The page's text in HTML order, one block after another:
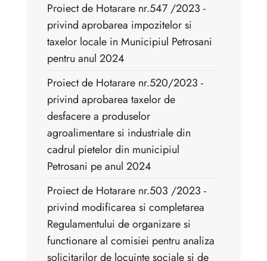
Proiect de Hotarare nr.547 /2023 -
privind aprobarea impozitelor si
taxelor locale in Municipiul Petrosani
pentru anul 2024
Proiect de Hotarare nr.520/2023 -
privind aprobarea taxelor de
desfacere a produselor
agroalimentare si industriale din
cadrul pietelor din municipiul
Petrosani pe anul 2024
Proiect de Hotarare nr.503 /2023 -
privind modificarea si completarea
Regulamentului de organizare si
functionare al comisiei pentru analiza
solicitarilor de locuinte sociale si de